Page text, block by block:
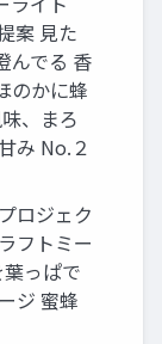
案 見た
んでる 香
のかに蜂
、まろ
み No.２
ロジェク
フトミー
っぱで
ジ 蜜蜂